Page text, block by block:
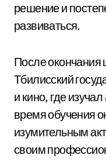
решение и
развиваться.
После окончания
Тбилисский
и кино, где
время обучения
изумительным
своим